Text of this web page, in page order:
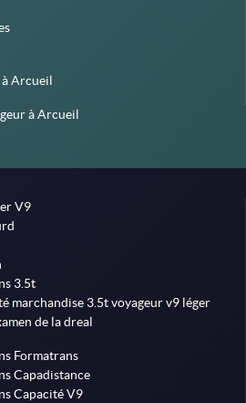
Arcueil
à Arcueil
V9
3.5t
marchandise 3.5t voyageur v9 léger
de la dreal
Formatrans
Capadistance
Capacité V9